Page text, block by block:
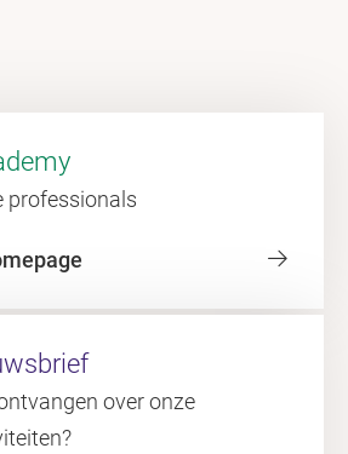
professionals
over onze